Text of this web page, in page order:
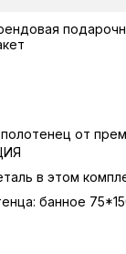
от
в этом
банное